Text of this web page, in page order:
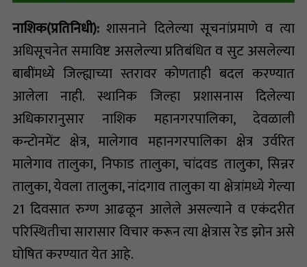
नाशिक(प्रतिनिधी):शासनाने दिलेल्या सूचनांप्रमाणे व त्या
अधिसूचनेत समाविष्ट असलेल्या प्रतिबंधित व सुट असलेल्या
बाबींमध्ये जिल्ह्याच्या स्तरावर कोणताही बदल करण्यात
आलेला नाही. स्थानिक जिल्हा प्रशासनास दिलेल्या
अधिकारानुसार नाशिक महानगरपालिका, देवळाली
कन्टोनमेंट क्षेत्र, मालेगाव महानगरपालिका क्षेत्र उर्वरित
मालेगाव तालुका, निफाड तालुका, चांदवड तालुका, सिन्नर
तालुका, येवला तालुका, नांदगाव तालुका या क्षेत्रांमध्ये गेल्या
21 दिवसात रुग्ण आढळून आलेले असल्याने व एकंदरीत
परिस्थितीचा सारासार विचार करून त्या क्षेत्रास रेड झोन असे
घोषित करण्यात येत आहे.